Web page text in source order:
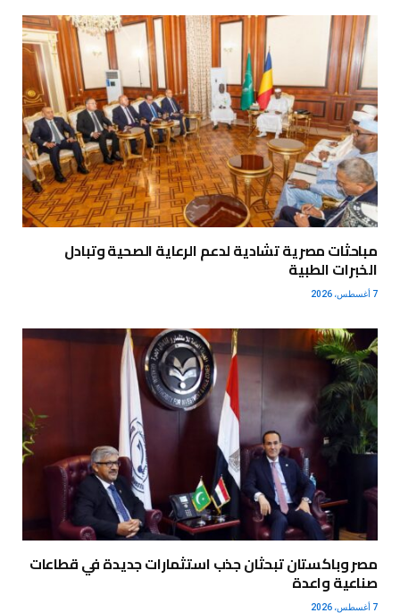
مباحثات مصرية تشادية لدعم الرعاية الصحية وتبادل
الخبرات الطبية
7 أغسطس، 2026
مصر وباكستان تبحثان جذب استثمارات جديدة في قطاعات
صناعية واعدة
7 أغسطس، 2026